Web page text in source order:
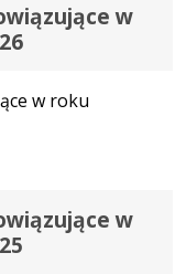
w
w roku
w